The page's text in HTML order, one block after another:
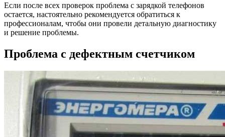
Если после всех проверок проблема с зарядкой телефонов
остается, настоятельно рекомендуется обратиться к
профессионалам, чтобы они провели детальную диагностику
и решение проблемы.
Проблема с дефектным счетчиком